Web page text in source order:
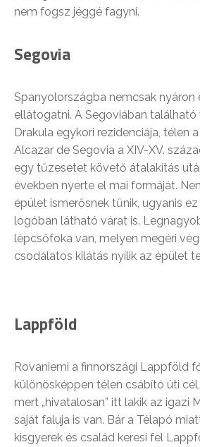
nem fogsz jéggé fagyni.
Segovia
Spanyolországba nemcsak nyáron
ellátogatni. A Segoviában található
Drakula egykori rezidenciája, télen
Alcazar de Segovia a XIV-XV.
egy tűzesetet követő átalakítás
években nyerte el mai formáját.
épület ismerősnek tűnik, ugyanis
logóban látható várat is.
lépcsőfoka van, melyen megéri
csodálatos kilátás nyílik az épület
Lappföld
Rovaniemi a finnországi Lappföld
különösképpen télen csábító úti
mert „hivatalosan” itt lakik az igazi
saját faluja is van. Bár a Télapó
kisgyerek és család keresi fel